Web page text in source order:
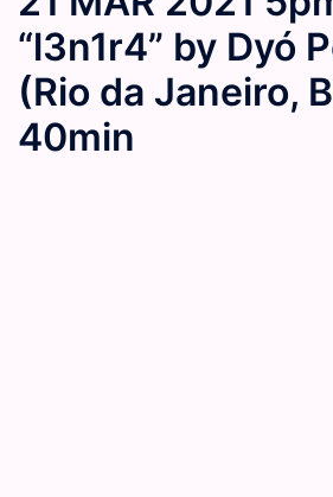
“l3n1r4” by Dyó
(Rio da Janeiro,
40min